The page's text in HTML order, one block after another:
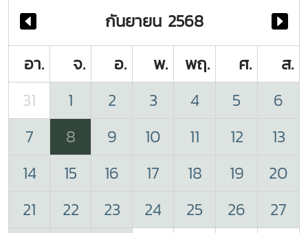
กันยายน 2568
อา.
จ. อ. พ. พฤ. ศ.
ส.
31
1 2 3 4 5
6
7
8 9 10 11 12
13
14
15 16 17 18 19
20
21
22 23 24 25 26
27